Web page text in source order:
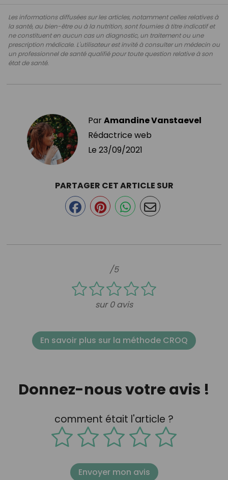
Les informations diffusées sur les articles, notamment celles relatives à
la santé, au bien-être ou à la nutrition, sont fournies à titre indicatif et
ne constituent en aucun cas un diagnostic, un traitement ou une
prescription médicale. L'utilisateur est invité à consulter un médecin ou
un professionnel de santé qualifié pour toute question relative à son
état de santé.
ParAmandine Vanstaevel
Rédactrice web
Le 23/09/2021
/5
sur 0 avis
PARTAGER CET ARTICLE SUR
En savoir plus sur la méthode CROQ
Donnez-nous votre avis !
comment était l'article ?
Envoyer mon avis